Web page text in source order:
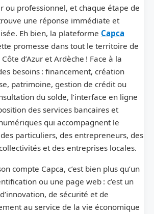
ou professionnel, et chaque étape de
une réponse immédiate et
Eh bien, la plateforme Capca
promesse dans tout le territoire de
d’Azur et Ardèche ! Face à la
besoins : financement, création
patrimoine, gestion de crédit ou
du solde, l’interface en ligne
des services bancaires et
qui accompagnent le
particuliers, des entrepreneurs, des
et des entreprises locales.
compte Capca, c’est bien plus qu’un
ou une page web : c’est un
de sécurité et de
au service de la vie économique